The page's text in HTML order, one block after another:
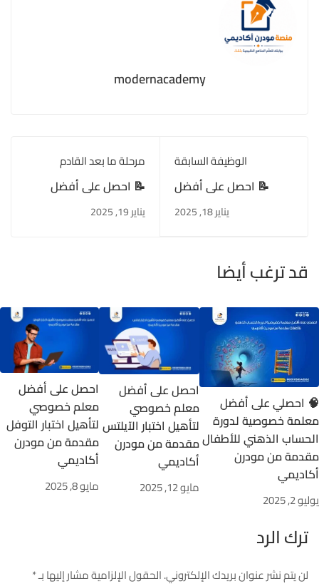
modernacademy
الوظيفة السابقة
📝 احصل على أفضل
معلم خصوصي لمادة
الاجتماعيات للمرحلة
يناير 18, 2025
مرحلة ما بعد القادم
📝 احصل على أفضل
معلم خاص لمادة التربية
الإسلامية للمرحلة
يناير 19, 2025
قد ترغب أيضا
🧠 احصلي على أفضل
معلمة خصوصية لدورة
الحساب الذهني للأطفال
مقدمة من مودرن
أكاديمي
يوليو 2, 2025
احصل على أفضل
معلم خصوصي
لتأهيل اختبار الآيلتس
مقدمة من مودرن
أكاديمي
مايو 12, 2025
احصل على أفضل
معلم خصوصي
لتأهيل اختبار التوفل
مقدمة من مودرن
أكاديمي
مايو 8, 2025
ترك الرد
لن يتم نشر عنوان بريدك الإلكتروني.الحقول الإلزامية مشار إليها بـ*